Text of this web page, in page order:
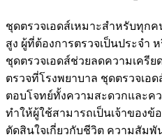
ชุดตรวจเอดส์เหมาะสำหรับทุกค
สูง ผู้ที่ต้องการตรวจเป็นประจำ
ชุดตรวจเอดส์ช่วยลดความเครี
ตรวจที่โรงพยาบาล ชุดตรวจเอ
ตอบโจทย์ทั้งความสะดวกและค
ทำให้ผู้ใช้สามารถเป็นเจ้าของข้
ตัดสินใจเกี่ยวกับชีวิต ความสัม